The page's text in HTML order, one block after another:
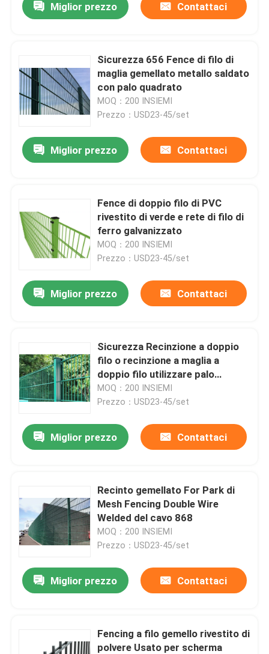
Casa
Video
Chi siamo
Giro della fabbrica
Miglior prezzo Contattaci
Sicurezza 656 Fence di filo di
maglia gemellato metallo saldato
con palo quadrato
MOQ：200 INSIEMI
Prezzo：USD23-45/set
Miglior prezzo Contattaci
Fence di doppio filo di PVC
rivestito di verde e rete di filo di
ferro galvanizzato
MOQ：200 INSIEMI
Prezzo：USD23-45/set
Miglior prezzo Contattaci
Sicurezza Recinzione a doppio
filo o recinzione a maglia a
doppio filo utilizzare palo
rotondo
MOQ：200 INSIEMI
Prezzo：USD23-45/set
Miglior prezzo Contattaci
Recinto gemellato For Park di
Mesh Fencing Double Wire
Welded del cavo 868
MOQ：200 INSIEMI
Prezzo：USD23-45/set
Miglior prezzo Contattaci
Fencing a filo gemello rivestito di
polvere Usato per scherma